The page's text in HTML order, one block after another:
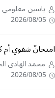
ياسين معلومي
2026/08/05
امتحانٌ شفوي أم
محمد الهادي
2026/08/05